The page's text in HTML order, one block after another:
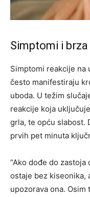
Simptomi i
Simptomi reakcije na
često manifestiraju
uboda. U težim
reakcije koja
grla, te opću slabost.
prvih pet minuta
“Ako dođe do
ostaje bez kiseonika,
upozorava ona. Osim